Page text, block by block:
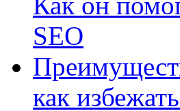
SEO
как